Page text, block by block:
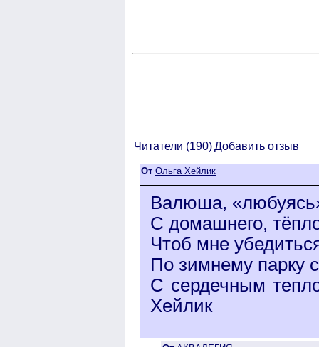
Читатели (190)Добавить отзыв
От Ольга Хейлик
Валюша,
С домашнего,
Чтоб мне
По зимнему парку
С сердечным
Хейлик